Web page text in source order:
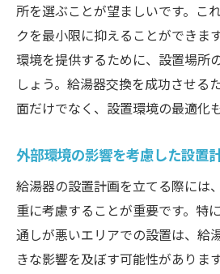
所を選ぶことが望ましいです。こ
クを最小限に抑えることができま
環境を提供するために、設置場所
しょう。給湯器交換を成功させる
面だけでなく、設置環境の最適化
外部環境の影響を考慮した設置
給湯器の設置計画を立てる際には
重に考慮することが重要です。特
通しが悪いエリアでの設置は、給
きな影響を及ぼす可能性がありま